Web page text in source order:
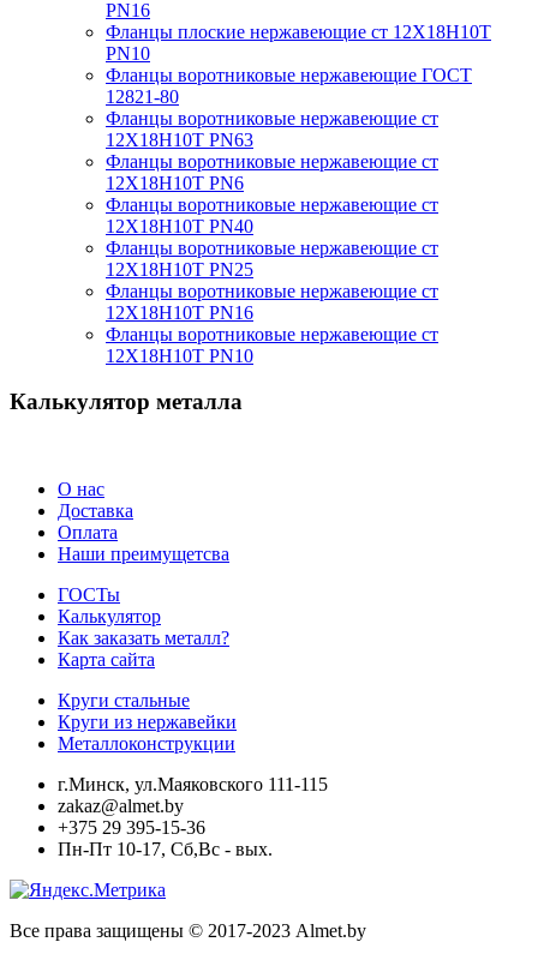
PN16
Фланцы плоские нержавеющие ст 12Х18Н10Т
PN10
Фланцы воротниковые нержавеющие ГОСТ
12821-80
Фланцы воротниковые нержавеющие ст
12Х18Н10Т PN63
Фланцы воротниковые нержавеющие ст
12Х18Н10Т PN6
Фланцы воротниковые нержавеющие ст
12Х18Н10Т PN40
Фланцы воротниковые нержавеющие ст
12Х18Н10Т PN25
Фланцы воротниковые нержавеющие ст
12Х18Н10Т PN16
Фланцы воротниковые нержавеющие ст
12Х18Н10Т PN10
Калькулятор металла
О нас
Доставка
Оплата
Наши преимущетсва
ГОСТы
Калькулятор
Как заказать металл?
Карта сайта
Круги стальные
Круги из нержавейки
Металлоконструкции
г.Минск, ул.Маяковского 111-115
zakaz@almet.by
+375 29 395-15-36
Пн-Пт 10-17, Сб,Вс - вых.
Все права защищены © 2017-2023 Almet.by